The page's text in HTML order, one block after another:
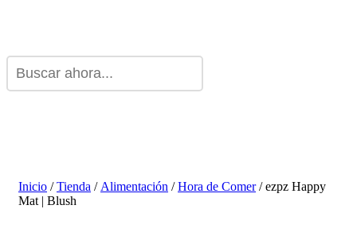
Inicio /Tienda / Alimentación /Hora de Comer/ ezpz Happy
Mat | Blush